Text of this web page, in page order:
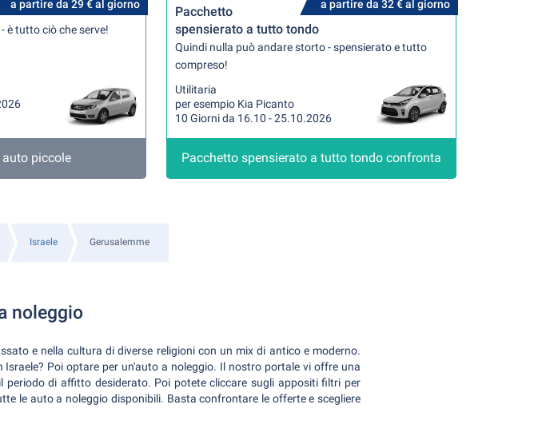
a partire da 29 € al giorno
è tutto ciò che serve!
piccole
a partire da 32 € al giorno
Pacchetto
spensierato a tutto tondo
Quindi nulla può andare storto - spensierato e tutto
compreso!
Utilitaria
per esempio Kia Picanto
10 Giorni da 16.10 - 25.10.2026
Pacchetto spensierato a tutto tondo confronta
Israele Gerusalemme
noleggio
e nella cultura di diverse religioni con un mix di antico e moderno.
Poi optare per un'auto a noleggio. Il nostro portale vi offre una
di affitto desiderato. Poi potete cliccare sugli appositi filtri per
le auto a noleggio disponibili. Basta confrontare le offerte e scegliere